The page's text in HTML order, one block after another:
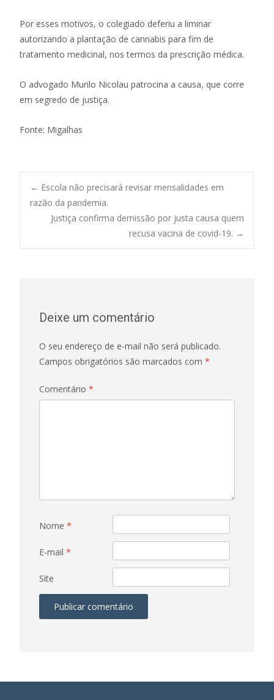
Por esses motivos, o colegiado deferiu a liminar
autorizando a plantação de cannabis para fim de
tratamento medicinal, nos termos da prescrição médica.
O advogado Murilo Nicolau patrocina a causa, que corre
em segredo de justiça.
Fonte: Migalhas
Post
navigation
← Escola não precisará revisar mensalidades em
razão da pandemia.
Justiça confirma demissão por justa causa quem
recusa vacina de covid-19. →
Deixe um comentário
O seu endereço de e-mail não será publicado.
Campos obrigatórios são marcados com *
Comentário *
Nome *
E-mail *
Site